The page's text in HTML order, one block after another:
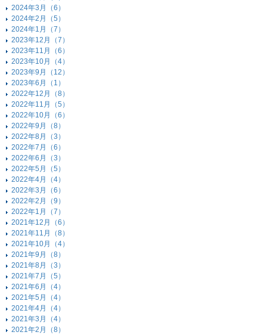
2024年3月（6）
2024年2月（5）
2024年1月（7）
2023年12月（7）
2023年11月（6）
2023年10月（4）
2023年9月（12）
2023年6月（1）
2022年12月（8）
2022年11月（5）
2022年10月（6）
2022年9月（8）
2022年8月（3）
2022年7月（6）
2022年6月（3）
2022年5月（5）
2022年4月（4）
2022年3月（6）
2022年2月（9）
2022年1月（7）
2021年12月（6）
2021年11月（8）
2021年10月（4）
2021年9月（8）
2021年8月（3）
2021年7月（5）
2021年6月（4）
2021年5月（4）
2021年4月（4）
2021年3月（4）
2021年2月（8）